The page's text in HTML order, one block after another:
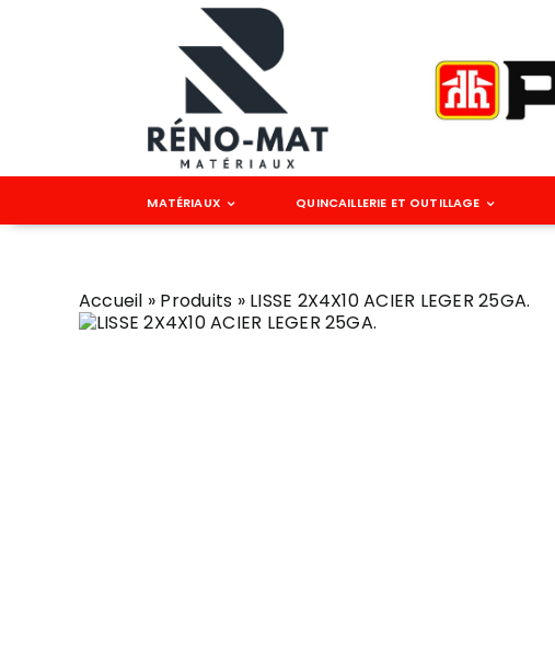
MATÉRIAUX QUINCAILLERIE ET OUTILLAGE
Accueil » Produits » LISSE 2X4X10 ACIER LEGER 25GA.